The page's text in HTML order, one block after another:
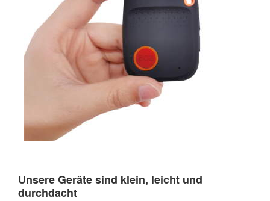
Unsere Geräte sind klein, leicht und
durchdacht